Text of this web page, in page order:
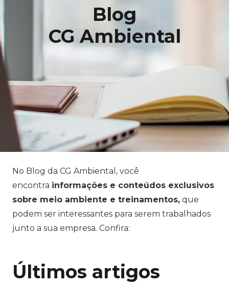
Blog
CG Ambiental
No Blog da CG Ambiental, você
encontra informações e conteúdos exclusivos
sobre meio ambiente e treinamentos, que
podem ser interessantes para serem trabalhados
junto a sua empresa. Confira:
Últimos artigos